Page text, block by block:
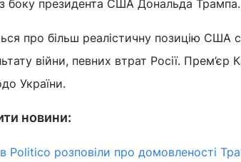
з боку президента США Дональда Трампа.
про більш реалістичну позицію США
війни, певних втрат Росії. Прем’єр
України.
новини:
в Politico розповіли про домовленості